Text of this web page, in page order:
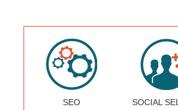
SEO SOCIAL